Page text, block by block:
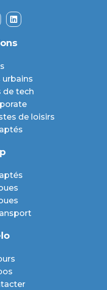
urbains
de tech
de loisirs